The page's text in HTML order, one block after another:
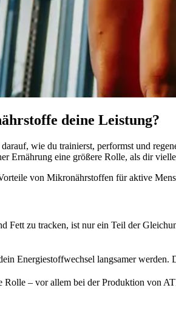
deine Leistung?
wie du trainierst, performst und
Ernährung eine größere Rolle, als dir
von Mikronährstoffen für aktive
Fett zu tracken, ist nur ein Teil der
Energiestoffwechsel langsamer
Rolle – vor allem bei der Produktion von